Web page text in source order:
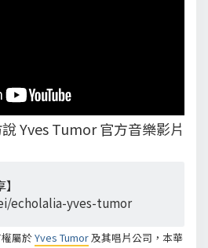
Yves Tumor 官方音樂影片
echolalia-yves-tumor
屬於Yves Tumor及其唱片公司，本華